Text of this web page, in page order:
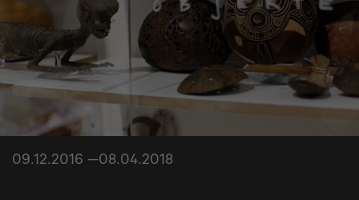
09.12.2016 —08.04.2018